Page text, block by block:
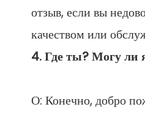
отзыв, если вы
О: Конечно, добро